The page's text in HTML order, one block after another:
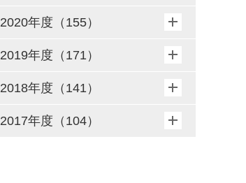
2020年度（155）
2019年度（171）
2018年度（141）
2017年度（104）